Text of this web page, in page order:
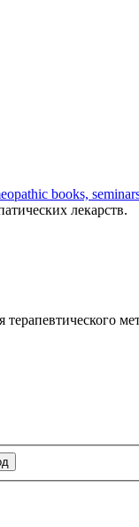
books,
лекарств.
терапевтического